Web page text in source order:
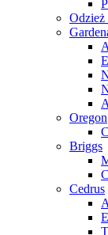
Oregon
Briggs
Cedrus